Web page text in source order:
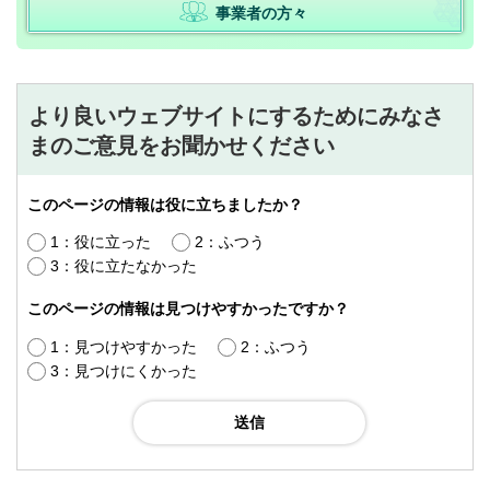
事業者の方々
より良いウェブサイトにするためにみなさ
まのご意見をお聞かせください
このページの情報は役に立ちましたか？
1：役に立った
2：ふつう
3：役に立たなかった
このページの情報は見つけやすかったですか？
1：見つけやすかった
2：ふつう
3：見つけにくかった